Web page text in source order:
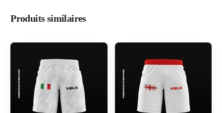
Produits similaires